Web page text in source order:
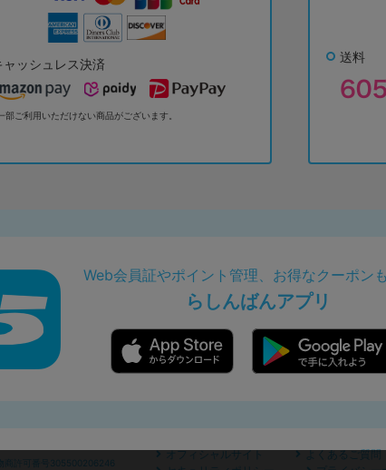
ャッシュレス決済
部ご利用いただけない商品がございます。
送料
Web会員証やポイント管理、お得なクーポン
らしんばんアプリ
商許可番号305500206246
オフィシャルサイト よくあるご質問